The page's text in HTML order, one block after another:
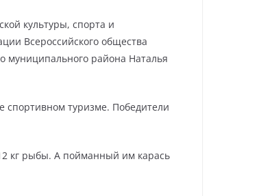
культуры, спорта и
Всероссийского общества
муниципального района Наталья
спортивном туризме. Победители
кг рыбы. А пойманный им карась